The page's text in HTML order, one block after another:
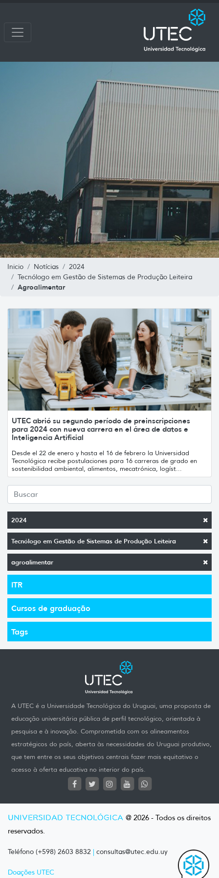
Inicio Notícias
2024
Tecnólogo em Gestão de Sistemas de Produção Leiteira
Agroalimentar
2024
Tecnólogo em Gestão de Sistemas de Produção Leiteira
agroalimentar
ITR
Cursos de graduação
Tags
UTEC abrió su segundo período de preinscripciones
para 2024 con nueva carrera en el área de datos e
Inteligencia Artificial
Desde el 22 de enero y hasta el 16 de febrero la Universidad
Tecnológica recibe postulaciones para 16 carreras de grado en
sostenibilidad ambiental, alimentos, mecatrónica, logíst...
A UTEC é a Universidade Tecnológica do Uruguai, uma proposta de
educação universitária pública de perfil tecnológico, orientada à
pesquisa e à inovação. Comprometida com os alineamentos
estratégicos do país, aberta às necessidades do Uruguai produtivo,
que tem entre os seus objetivos centrais fazer mais equitativo o
acesso à oferta educativa no interior do país.
UNIVERSIDAD TECNOLÓGICA @ 2026 - Todos os direitos
reservados.
Teléfono (+598) 2603 8832 | consultas@utec.edu.uy
Doações UTEC